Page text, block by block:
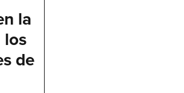
la
los
de